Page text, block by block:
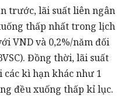
trước, lãi suất liên ngân
thấp nhất trong lịch
VND và 0,2%/năm đối
Đồng thời, lãi suất
kì hạn khác như 1
đều xuống thấp kỉ lục.